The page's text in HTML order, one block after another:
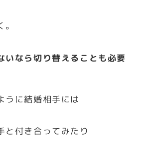
いなら切り替えることも必要
うに結婚相手には
と付き合ってみたり